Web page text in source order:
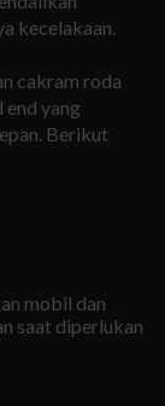
kecelakaan.
cakram roda
yang
Berikut
mobil dan
saat diperlukan